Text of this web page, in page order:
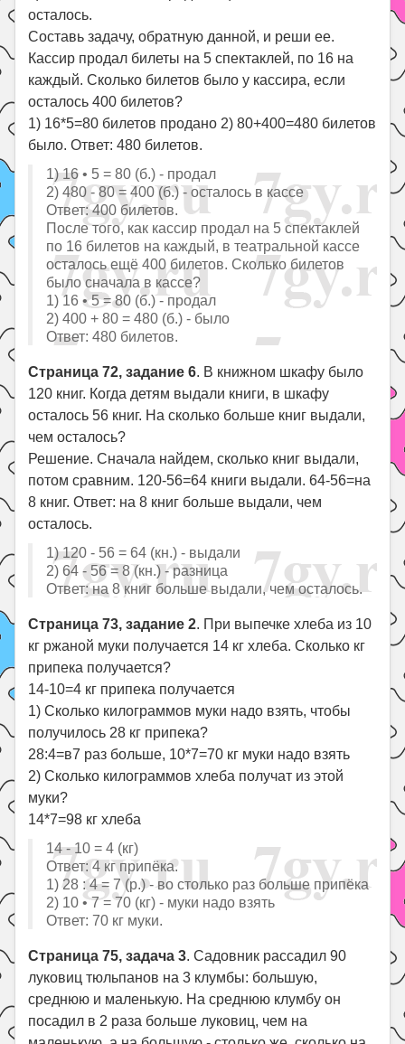
осталось.
Составь задачу, обратную данной, и реши ее.
Кассир продал билеты на 5 спектаклей, по 16 на
каждый. Сколько билетов было у кассира, если
осталось 400 билетов?
1) 16*5=80 билетов продано 2) 80+400=480 билетов
было. Ответ: 480 билетов.
1) 16 • 5 = 80 (б.) - продал
2) 480 - 80 = 400 (б.) - осталось в кассе
Ответ: 400 билетов.
После того, как кассир продал на 5 спектаклей
по 16 билетов на каждый, в театральной кассе
осталось ещё 400 билетов. Сколько билетов
было сначала в кассе?
1) 16 • 5 = 80 (б.) - продал
2) 400 + 80 = 480 (б.) - было
Ответ: 480 билетов.
Страница 72, задание 6. В книжном шкафу было
120 книг. Когда детям выдали книги, в шкафу
осталось 56 книг. На сколько больше книг выдали,
чем осталось?
Решение. Сначала найдем, сколько книг выдали,
потом сравним. 120-56=64 книги выдали. 64-56=на
8 книг. Ответ: на 8 книг больше выдали, чем
осталось.
1) 120 - 56 = 64 (кн.) - выдали
2) 64 - 56 = 8 (кн.) - разница
Ответ: на 8 книг больше выдали, чем осталось.
Страница 73, задание 2. При выпечке хлеба из 10
кг ржаной муки получается 14 кг хлеба. Сколько кг
припека получается?
14-10=4 кг припека получается
1) Сколько килограммов муки надо взять, чтобы
получилось 28 кг припека?
28:4=в7 раз больше, 10*7=70 кг муки надо взять
2) Сколько килограммов хлеба получат из этой
муки?
14*7=98 кг хлеба
14 - 10 = 4 (кг)
Ответ: 4 кг припёка.
1) 28 : 4 = 7 (р.) - во столько раз больше припёка
2) 10 • 7 = 70 (кг) - муки надо взять
Ответ: 70 кг муки.
Страница 75, задача 3. Садовник рассадил 90
луковиц тюльпанов на 3 клумбы: большую,
среднюю и маленькую. На среднюю клумбу он
посадил в 2 раза больше луковиц, чем на